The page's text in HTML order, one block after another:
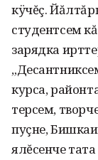
кÿчĕç.
студентсем
зарядка
курса,
терсем,
пуçне,
ялĕсенче